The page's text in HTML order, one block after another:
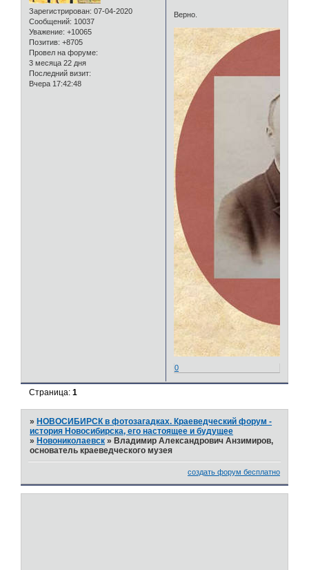
Зарегистрирован: 07-04-2020
Сообщений: 10037
Уважение: +10065
Позитив: +8705
Провел на форуме:
3 месяца 22 дня
Последний визит:
Вчера 17:42:48
Верно.
0
Страница:1
» НОВОСИБИРСК в фотозагадках. Краеведческий форум -
история Новосибирска, его настоящее и будущее
» Новониколаевск » Владимир Александрович Анзимиров,
основатель краеведческого музея
создать форум бесплатно